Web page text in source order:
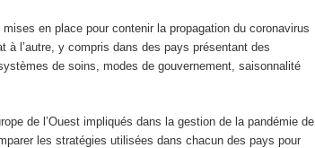
en place pour contenir la propagation du coronavirus
à l’autre, y compris dans des pays présentant des
de soins, modes de gouvernement, saisonnalité
de l’Ouest impliqués dans la gestion de la pandémie de
les stratégies utilisées dans chacun des pays pour